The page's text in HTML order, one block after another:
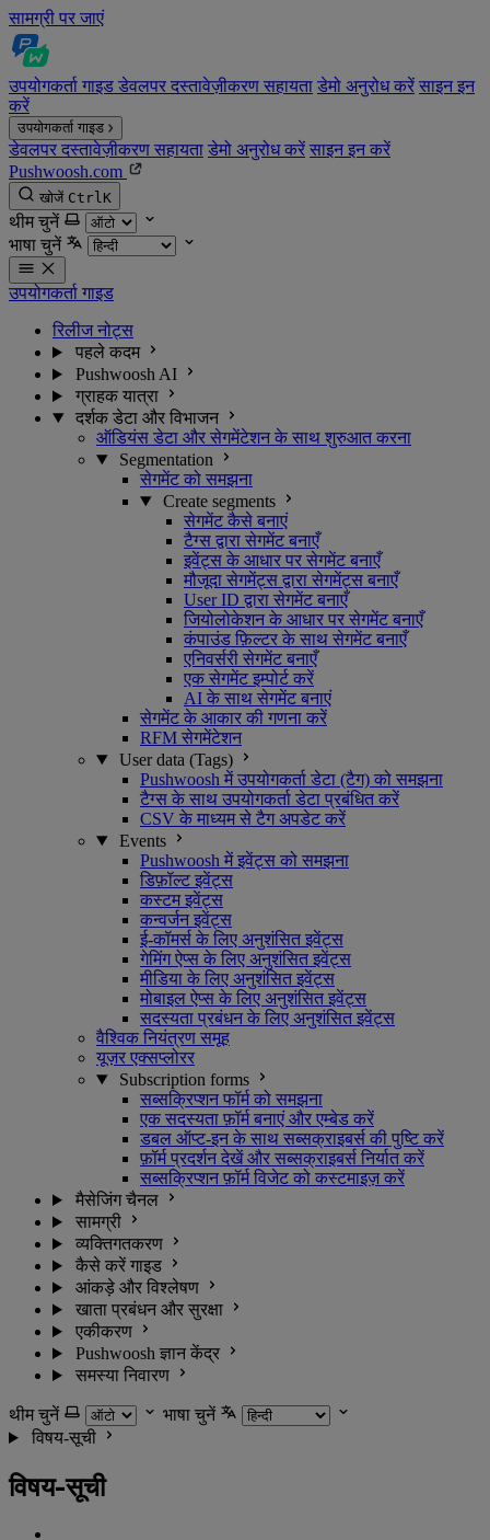
सामग्री पर जाएं
उपयोगकर्ता गाइड डेवलपर दस्तावेज़ीकरण सहायता डेमो अनुरोध करें साइन इन
करें
उपयोगकर्ता गाइड
डेवलपर दस्तावेज़ीकरण सहायता डेमो अनुरोध करें साइन इन करें
Pushwoosh.com
खोजें CtrlK
थीम चुनें
भाषा चुनें
उपयोगकर्ता गाइड
रिलीज नोट्स
पहले कदम
Pushwoosh AI
ग्राहक यात्रा
दर्शक डेटा और विभाजन
ऑडियंस डेटा और सेगमेंटेशन के साथ शुरुआत करना
Segmentation
सेगमेंट को समझना
Create segments
सेगमेंट कैसे बनाएं
टैग्स द्वारा सेगमेंट बनाएँ
इवेंट्स के आधार पर सेगमेंट बनाएँ
मौजूदा सेगमेंट्स द्वारा सेगमेंट्स बनाएँ
User ID द्वारा सेगमेंट बनाएँ
जियोलोकेशन के आधार पर सेगमेंट बनाएँ
कंपाउंड फ़िल्टर के साथ सेगमेंट बनाएँ
एनिवर्सरी सेगमेंट बनाएँ
एक सेगमेंट इम्पोर्ट करें
AI के साथ सेगमेंट बनाएं
सेगमेंट के आकार की गणना करें
RFM सेगमेंटेशन
User data (Tags)
Pushwoosh में उपयोगकर्ता डेटा (टैग) को समझना
टैग्स के साथ उपयोगकर्ता डेटा प्रबंधित करें
CSV के माध्यम से टैग अपडेट करें
Events
Pushwoosh में इवेंट्स को समझना
डिफ़ॉल्ट इवेंट्स
कस्टम इवेंट्स
कन्वर्जन इवेंट्स
ई-कॉमर्स के लिए अनुशंसित इवेंट्स
गेमिंग ऐप्स के लिए अनुशंसित इवेंट्स
मीडिया के लिए अनुशंसित इवेंट्स
मोबाइल ऐप्स के लिए अनुशंसित इवेंट्स
सदस्यता प्रबंधन के लिए अनुशंसित इवेंट्स
वैश्विक नियंत्रण समूह
यूज़र एक्सप्लोरर
Subscription forms
सब्सक्रिप्शन फॉर्म को समझना
एक सदस्यता फ़ॉर्म बनाएं और एम्बेड करें
डबल ऑप्ट-इन के साथ सब्सक्राइबर्स की पुष्टि करें
फ़ॉर्म प्रदर्शन देखें और सब्सक्राइबर्स निर्यात करें
सब्सक्रिप्शन फ़ॉर्म विजेट को कस्टमाइज़ करें
मैसेजिंग चैनल
सामग्री
व्यक्तिगतकरण
कैसे करें गाइड
आंकड़े और विश्लेषण
खाता प्रबंधन और सुरक्षा
एकीकरण
Pushwoosh ज्ञान केंद्र
समस्या निवारण
थीम चुनें
भाषा चुनें
विषय-सूची
विषय-सूची